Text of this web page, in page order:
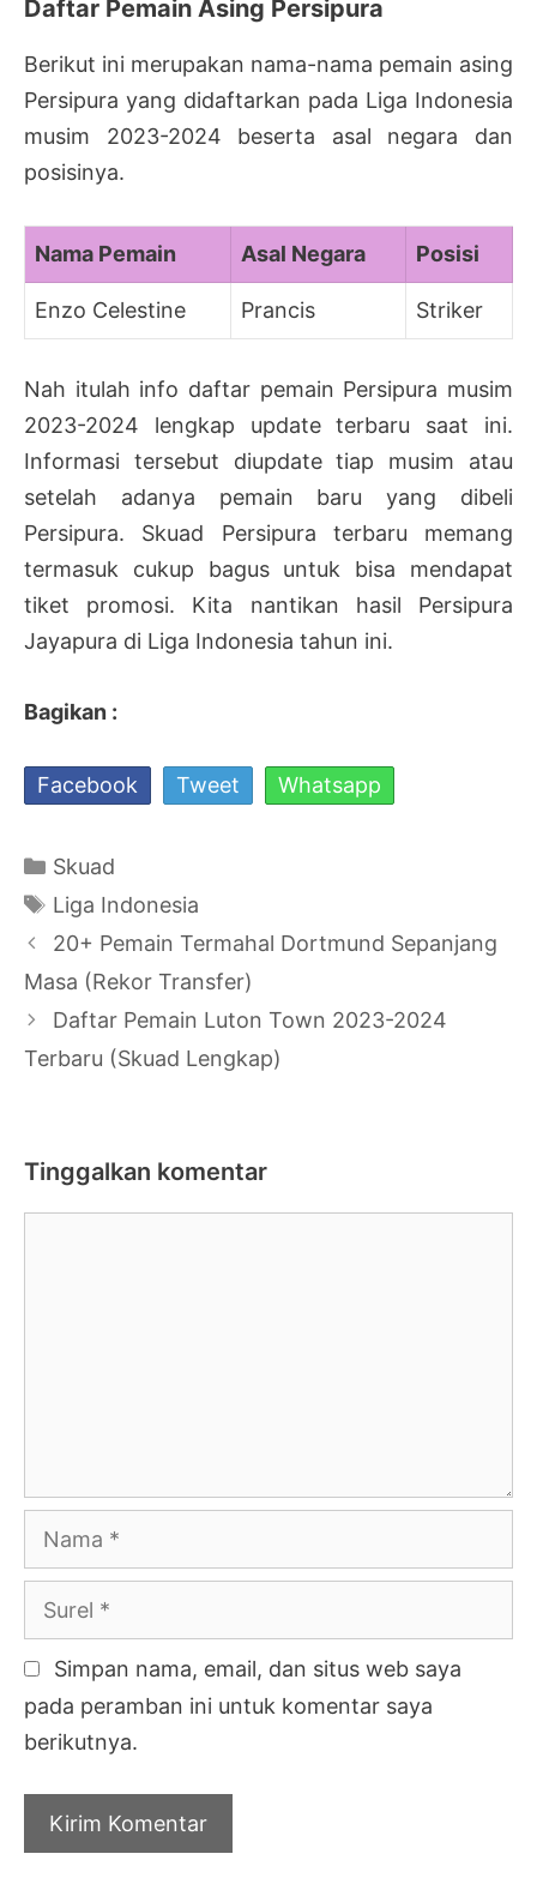
Daftar Pemain Asing Persipura
Berikut ini merupakan nama-nama pemain asing
Persipura yang didaftarkan pada Liga Indonesia
musim 2023-2024 beserta asal negara dan
posisinya.
Nama Pemain Asal Negara Posisi
Enzo Celestine Prancis Striker
Nah itulah info daftar pemain Persipura musim
2023-2024 lengkap update terbaru saat ini.
Informasi tersebut diupdate tiap musim atau
setelah adanya pemain baru yang dibeli
Persipura. Skuad Persipura terbaru memang
termasuk cukup bagus untuk bisa mendapat
tiket promosi. Kita nantikan hasil Persipura
Jayapura di Liga Indonesia tahun ini.
Bagikan :
Facebook Tweet Whatsapp
Kategori
Skuad
Tag
Liga Indonesia
Navigasi
Tulisan
20+ Pemain Termahal Dortmund Sepanjang
Masa (Rekor Transfer)
Daftar Pemain Luton Town 2023-2024
Terbaru (Skuad Lengkap)
Tinggalkan komentar
Nama
Surel
Simpan nama, email, dan situs web saya
pada peramban ini untuk komentar saya
berikutnya.